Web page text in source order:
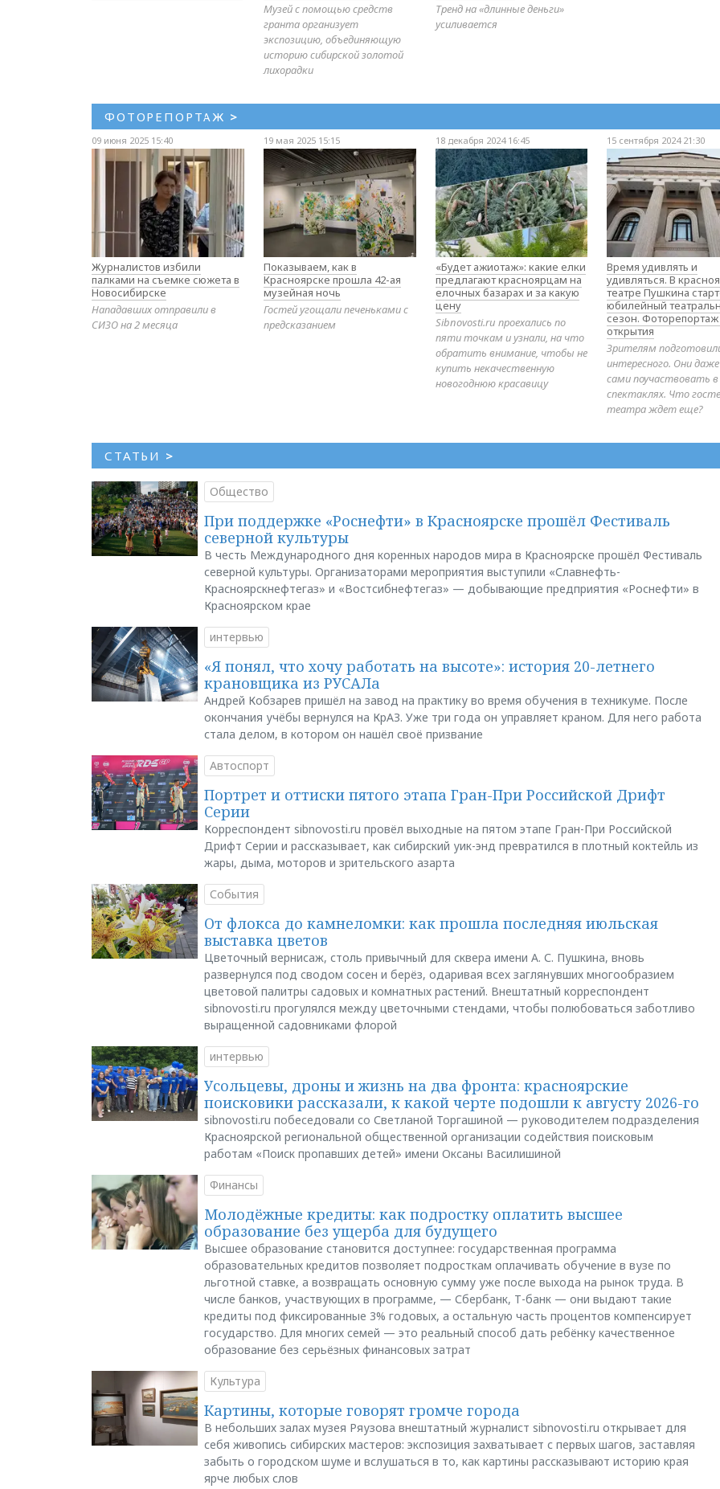
Музей с помощью средств
гранта организует
экспозицию, объединяющую
историю сибирской золотой
лихорадки
Тренд на «длинные деньги»
усиливается
ФОТОРЕПОРТАЖ >
09 июня 2025 15:40
Журналистов избили
палками на съемке сюжета в
Новосибирске
Нападавших отправили в
СИЗО на 2 месяца
19 мая 2025 15:15
Показываем, как в
Красноярске прошла 42-ая
музейная ночь
Гостей угощали печеньками с
предсказанием
18 декабря 2024 16:45
«Будет ажиотаж»: какие елки
предлагают красноярцам на
елочных базарах и за какую
цену
Sibnovosti.ru проехались по
пяти точкам и узнали, на что
обратить внимание, чтобы не
купить некачественную
новогоднюю красавицу
15 сентября 2024 21:30
Время удивлять и
удивляться. В
театре Пушкина
юбилейный
сезон. Фоторепортаж
открытия
Зрителям
интересного. Они
сами поучаствовать в
спектаклях. Что
театра ждет еще?
СТАТЬИ >
Общество
При поддержке «Роснефти» в Красноярске прошёл Фестиваль
северной культуры
В честь Международного дня коренных народов мира в Красноярске прошёл Фестиваль
северной культуры. Организаторами мероприятия выступили «Славнефть-
Красноярскнефтегаз» и «Востсибнефтегаз» — добывающие предприятия «Роснефти» в
Красноярском крае
интервью
«Я понял, что хочу работать на высоте»: история 20-летнего
крановщика из РУСАЛа
Андрей Кобзарев пришёл на завод на практику во время обучения в техникуме. После
окончания учёбы вернулся на КрАЗ. Уже три года он управляет краном. Для него работа
стала делом, в котором он нашёл своё призвание
Автоспорт
Портрет и оттиски пятого этапа Гран-При Российской Дрифт
Серии
Корреспондент sibnovosti.ru провёл выходные на пятом этапе Гран-При Российской
Дрифт Серии и рассказывает, как сибирский уик-энд превратился в плотный коктейль из
жары, дыма, моторов и зрительского азарта
События
От флокса до камнеломки: как прошла последняя июльская
выставка цветов
Цветочный вернисаж, столь привычный для сквера имени А. С. Пушкина, вновь
развернулся под сводом сосен и берёз, одаривая всех заглянувших многообразием
цветовой палитры садовых и комнатных растений. Внештатный корреспондент
sibnovosti.ru прогулялся между цветочными стендами, чтобы полюбоваться заботливо
выращенной садовниками флорой
интервью
Усольцевы, дроны и жизнь на два фронта: красноярские
поисковики рассказали, к какой черте подошли к августу 2026-го
sibnovosti.ru побеседовали со Светланой Торгашиной — руководителем подразделения
Красноярской региональной общественной организации содействия поисковым
работам «Поиск пропавших детей» имени Оксаны Василишиной
Финансы
Молодёжные кредиты: как подростку оплатить высшее
образование без ущерба для будущего
Высшее образование становится доступнее: государственная программа
образовательных кредитов позволяет подросткам оплачивать обучение в вузе по
льготной ставке, а возвращать основную сумму уже после выхода на рынок труда. В
числе банков, участвующих в программе, — Сбербанк, Т-банк — они выдают такие
кредиты под фиксированные 3% годовых, а остальную часть процентов компенсирует
государство. Для многих семей — это реальный способ дать ребёнку качественное
образование без серьёзных финансовых затрат
Культура
Картины, которые говорят громче города
В небольших залах музея Ряузова внештатный журналист sibnovosti.ru открывает для
себя живопись сибирских мастеров: экспозиция захватывает с первых шагов, заставляя
забыть о городском шуме и вслушаться в то, как картины рассказывают историю края
ярче любых слов